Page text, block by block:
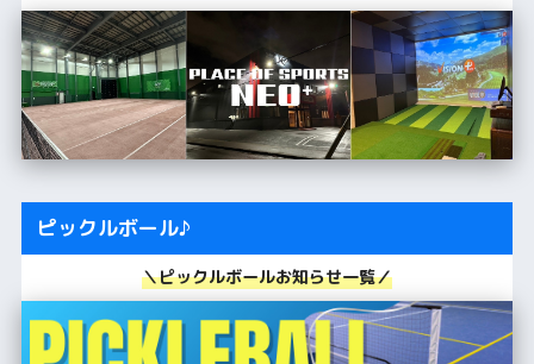
ピックルボール♪
＼ピックルボールお知らせ一覧／